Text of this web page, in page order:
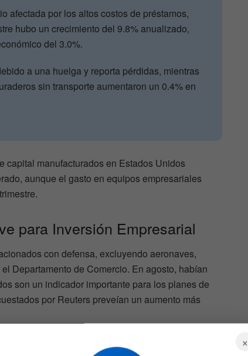
afectada por los altos costos de préstamos,
hubo un crecimiento del 9.8% anualizado,
del 3.0%.
a una huelga y reporta pérdidas, mientras
sin transporte aumentaron un 0.4% en
capital manufacturados en Estados Unidos
aunque el gasto en equipos empresariales
para Inversión Empresarial
con defensa, excluyendo aeronaves,
Departamento de Comercio. En agosto, habían
son un indicador importante para los planes de
por Reuters preveían un aumento más
×